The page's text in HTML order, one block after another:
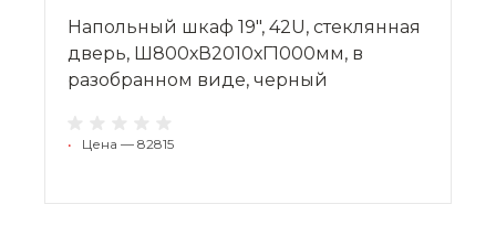
Напольный шкаф 19", 42U, стеклянная
дверь, Ш800хВ2010хГ1000мм, в
разобранном виде, черный
• Цена — 82815